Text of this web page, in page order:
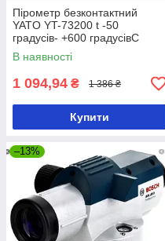
Пірометр безконтактний
YATO YT-73200 t -50
градусів- +600 градусівC
В наявності
1 094,94 ₴ 1 386 ₴
Купити
–13%